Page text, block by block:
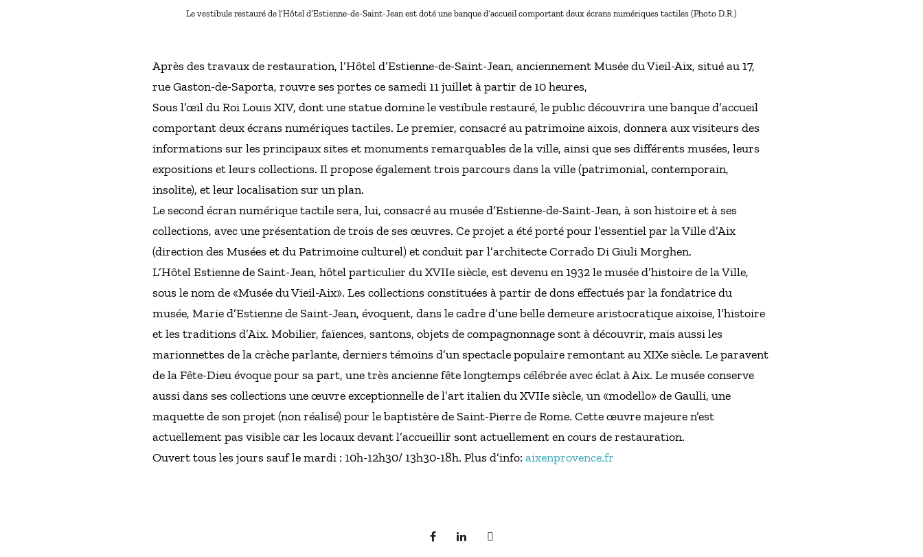
Le vestibule restauré de l’Hôtel d’Estienne-de-Saint-Jean est doté une banque d’accueil comportant deux écrans numériques tactiles (Photo D.R.)
Après des travaux de restauration, l’Hôtel d’Estienne-de-Saint-Jean, anciennement Musée du Vieil-Aix, situé au 17,
rue Gaston-de-Saporta, rouvre ses portes ce samedi 11 juillet à partir de 10 heures,
Sous l’œil du Roi Louis XIV, dont une statue domine le vestibule restauré, le public découvrira une banque d’accueil
comportant deux écrans numériques tactiles. Le premier, consacré au patrimoine aixois, donnera aux visiteurs des
informations sur les principaux sites et monuments remarquables de la ville, ainsi que ses différents musées, leurs
expositions et leurs collections. Il propose également trois parcours dans la ville (patrimonial, contemporain,
insolite), et leur localisation sur un plan.
Le second écran numérique tactile sera, lui, consacré au musée d’Estienne-de-Saint-Jean, à son histoire et à ses
collections, avec une présentation de trois de ses œuvres. Ce projet a été porté pour l’essentiel par la Ville d’Aix
(direction des Musées et du Patrimoine culturel) et conduit par l’architecte Corrado Di Giuli Morghen.
L’Hôtel Estienne de Saint-Jean, hôtel particulier du XVIIe siècle, est devenu en 1932 le musée d’histoire de la Ville,
sous le nom de «Musée du Vieil-Aix». Les collections constituées à partir de dons effectués par la fondatrice du
musée, Marie d’Estienne de Saint-Jean, évoquent, dans le cadre d’une belle demeure aristocratique aixoise, l’histoire
et les traditions d’Aix. Mobilier, faïences, santons, objets de compagnonnage sont à découvrir, mais aussi les
marionnettes de la crèche parlante, derniers témoins d’un spectacle populaire remontant au XIXe siècle. Le paravent
de la Fête-Dieu évoque pour sa part, une très ancienne fête longtemps célébrée avec éclat à Aix. Le musée conserve
aussi dans ses collections une œuvre exceptionnelle de l’art italien du XVIIe siècle, un «modello» de Gaulli, une
maquette de son projet (non réalisé) pour le baptistère de Saint-Pierre de Rome. Cette œuvre majeure n’est
actuellement pas visible car les locaux devant l’accueillir sont actuellement en cours de restauration.
Ouvert tous les jours sauf le mardi : 10h-12h30/ 13h30-18h. Plus d’info: aixenprovence.fr